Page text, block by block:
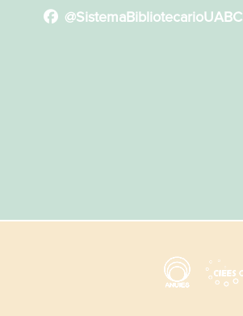
@SistemaBibliotecarioUABC